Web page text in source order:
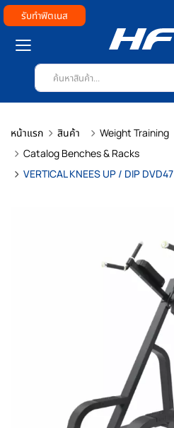
รับทำฟิตเนส
หน้าแรก สินค้า Weight Training
Catalog Benches & Racks
VERTICAL KNEES UP / DIP DVD47